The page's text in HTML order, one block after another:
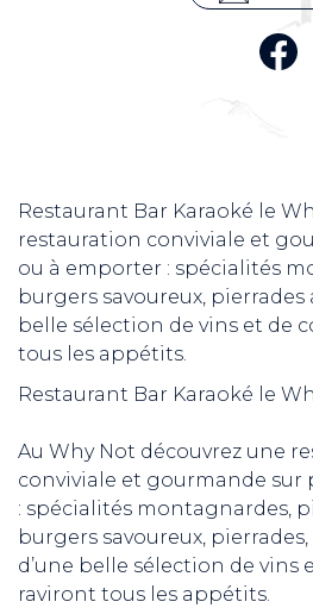
Restaurant Bar Karaoké le
restauration conviviale et
ou à emporter : spécialités
burgers savoureux, pierrades
belle sélection de vins et de
tous les appétits.
Restaurant Bar Karaoké le
Au Why Not découvrez une
conviviale et gourmande sur
: spécialités montagnardes,
burgers savoureux,
d’une belle sélection de vins
raviront tous les appétits.